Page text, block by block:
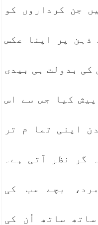
جن کرداروں کو
ذہن پر اپنا عکس
کی بدولت ہی بیدی
کیا جس سے اس
اپنی تما م تر
گر نظر آتی ہے۔
بچے سب کی
ساتھ اُن کی